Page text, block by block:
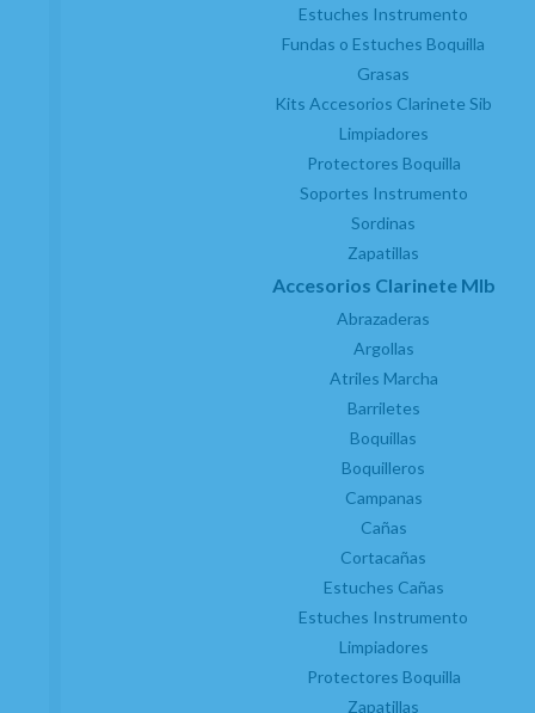
Estuches Instrumento
Fundas o Estuches Boquilla
Grasas
Kits Accesorios Clarinete Sib
Limpiadores
Protectores Boquilla
Soportes Instrumento
Sordinas
Zapatillas
Accesorios Clarinete MIb
Abrazaderas
Argollas
Atriles Marcha
Barriletes
Boquillas
Boquilleros
Campanas
Cañas
Cortacañas
Estuches Cañas
Estuches Instrumento
Limpiadores
Protectores Boquilla
Zapatillas
Trabaja con nosotros
Gastos de envío
Política de cookies
Consentimiento envío publicidad
SERVICIO TÉCNICO AUTORIZADO